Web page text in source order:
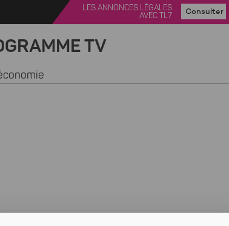
LES ANNONCES LÉGALES
AVEC TL7
Consulter
TV